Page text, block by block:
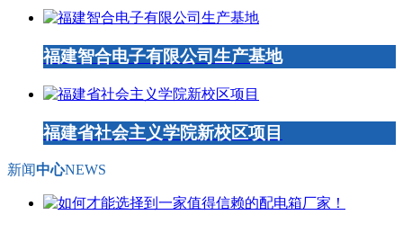
福建智合电子有限公司生产基地
福建省社会主义学院新校区项目
新闻中心NEWS